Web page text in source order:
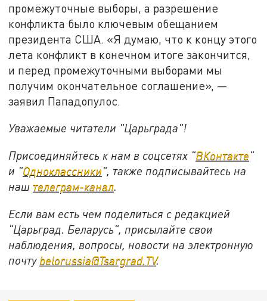
промежуточные выборы, а разрешение
конфликта было ключевым обещанием
президента США. «Я думаю, что к концу этого
лета конфликт в конечном итоге закончится,
и перед промежуточными выборами мы
получим окончательное соглашение», —
заявил Пападопулос.
Уважаемые читатели "Царьграда"!
Присоединяйтесь к нам в соцсетях "ВКонтакте"
и "Одноклассники", также подписывайтесь на
наш телеграм-канал.
Если вам есть чем поделиться с редакцией
"Царьград. Беларусь", присылайте свои
наблюдения, вопросы, новости на электронную
почту belorussia@Tsargrad.TV.